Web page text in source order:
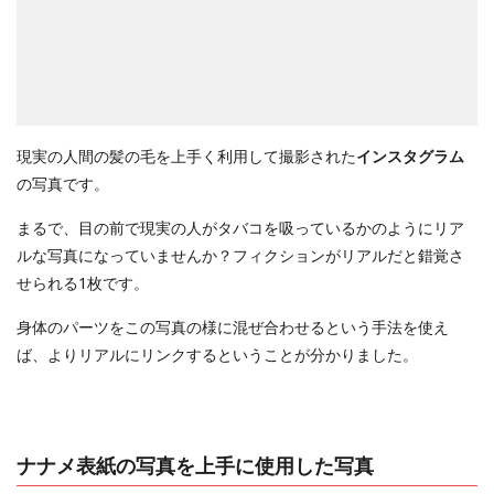
現実の人間の髪の毛を上手く利用して撮影されたインスタグラム
の写真です。
まるで、目の前で現実の人がタバコを吸っているかのようにリア
ルな写真になっていませんか？フィクションがリアルだと錯覚さ
せられる1枚です。
身体のパーツをこの写真の様に混ぜ合わせるという手法を使え
ば、よりリアルにリンクするということが分かりました。
ナナメ表紙の写真を上手に使用した写真